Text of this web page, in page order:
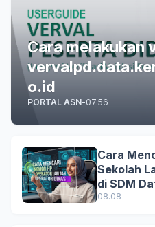
Cara melakukan
o.id
PORTAL ASN-07.56
Cara
Sekolah
di SDM
08.08